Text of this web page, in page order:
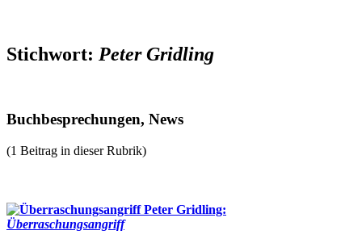
Stichwort: Peter Gridling
Buchbesprechungen, News
(1 Beitrag in dieser Rubrik)
Peter Gridling:
Überraschungsangriff